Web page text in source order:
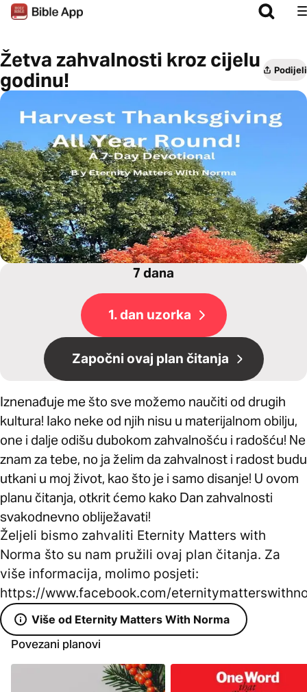
Žetva zahvalnosti kroz cijelu
godinu!
Podijeli
7 dana
1. dan uzorka
Započni ovaj plan čitanja
Iznenađuje me što sve možemo naučiti od drugih
kultura! Iako neke od njih nisu u materijalnom obilju,
one i dalje odišu dubokom zahvalnošću i radošću! Ne
znam za tebe, no ja želim da zahvalnost i radost budu
utkani u moj život, kao što je i samo disanje! U ovom
planu čitanja, otkrit ćemo kako Dan zahvalnosti
svakodnevno obliježavati!
Željeli bismo zahvaliti Eternity Matters with
Norma što su nam pružili ovaj plan čitanja. Za
više informacija, molimo posjeti:
https://www.facebook.com/
Više od Eternity Matters With Norma
Povezani planovi